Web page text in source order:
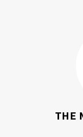
THE